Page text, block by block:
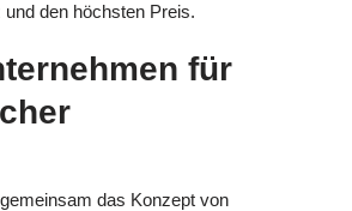
den höchsten Preis.
für
das Konzept von